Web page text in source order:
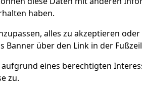
haben.
alles zu akzeptieren
über den Link in der
eines berechtigten
zu.
verleiht der Uhr einen
luxuriösen Look, der sowohl
zu formellen als
EMPFOHLENE